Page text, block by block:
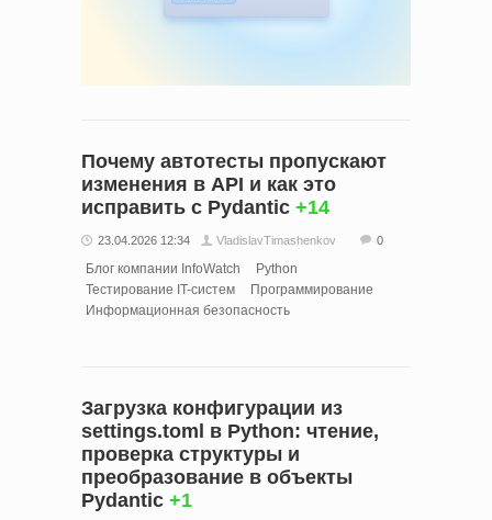
Почему автотесты пропускают
изменения в API и как это
исправить с Pydantic +14
23.04.2026 12:34 VladislavTimashenkov 0
Блог компании InfoWatch
Python
Тестирование IT-систем
Программирование
Информационная безопасность
Загрузка конфигурации из
settings.toml в Python: чтение,
проверка структуры и
преобразование в объекты
Pydantic +1